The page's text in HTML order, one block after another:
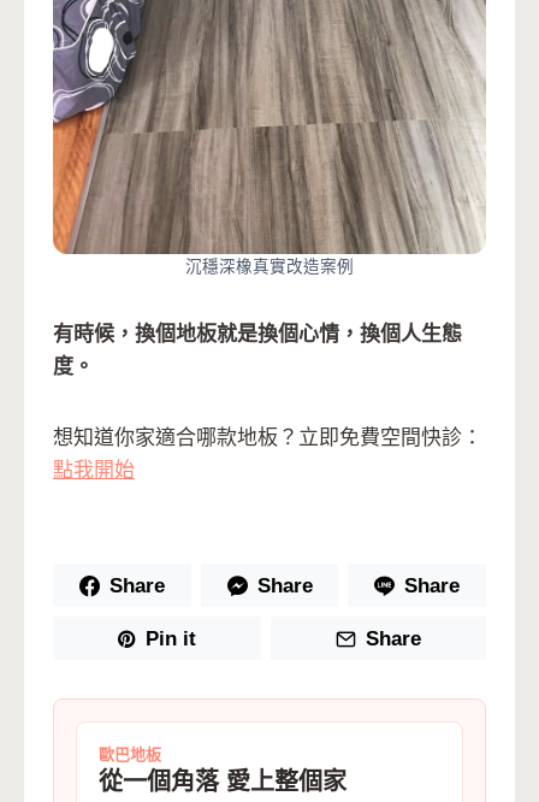
沉穩深橡真實改造案例
有時候，換個地板就是換個心情，換個人生態
度。
想知道你家適合哪款地板？立即免費空間快診：
點我開始
Share Share Share
Pin it Share
歐巴地板
從一個角落 愛上整個家